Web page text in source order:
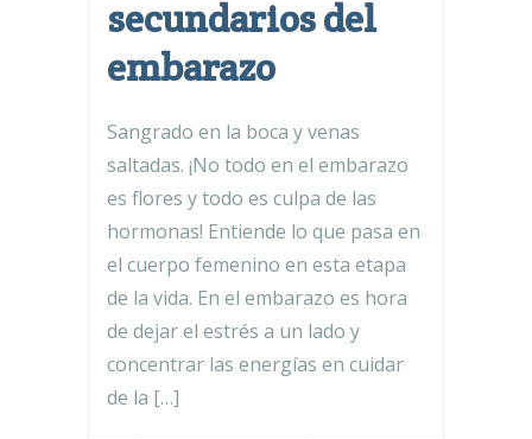
secundarios del
embarazo
Sangrado en la boca y venas
saltadas. ¡No todo en el embarazo
es flores y todo es culpa de las
hormonas! Entiende lo que pasa en
el cuerpo femenino en esta etapa
de la vida. En el embarazo es hora
de dejar el estrés a un lado y
concentrar las energías en cuidar
de la […]